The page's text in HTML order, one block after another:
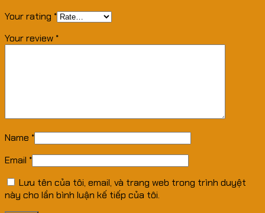
Your rating *
Your review *
Name *
Email *
Lưu tên của tôi, email, và trang web trong trình duyệt
này cho lần bình luận kế tiếp của tôi.